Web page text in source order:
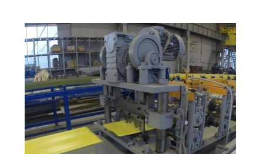
Аренда тралов
Прочие услуги
Строительство быстровозводимых зданий
Метизы и фланцы
Пружины
Заклепки вытяжные